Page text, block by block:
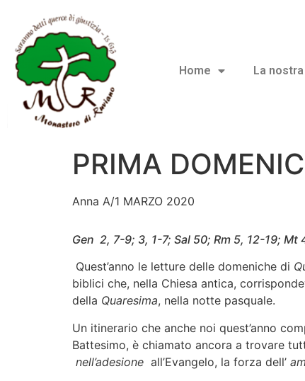
Home La
PRIMA
Anna A/1 MARZO 2020
Gen 2, 7-9; 3, 1-7; Sal 50; Rm 5, 12-19; Mt
Quest’anno le letture delle domeniche di
biblici che, nella Chiesa antica,
della Quaresima, nella notte pasquale.
Un itinerario che anche noi quest’anno
Battesimo, è chiamato ancora a trovare
nell’adesione all’Evangelo, la forza dell’